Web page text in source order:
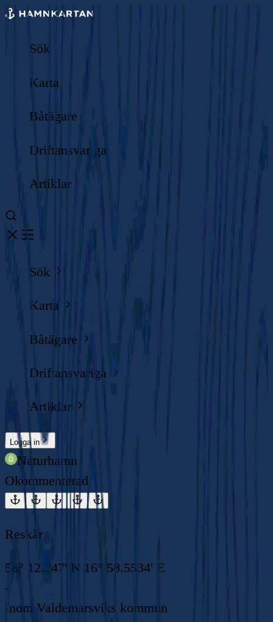
Sök
Karta
Båtägare
Driftansvariga
Artiklar
Sök
Karta
Båtägare
Driftansvariga
Artiklar
Logga in
Naturhamn
Okommenterad
Reskär
58° 12.247' N 16° 58.5534' E
-
Inom Valdemarsviks kommun